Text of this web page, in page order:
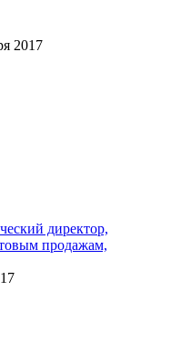
2017
директор,
продажам,